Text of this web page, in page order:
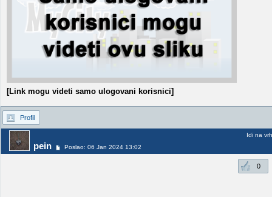
[Link mogu videti samo ulogovani korisnici]
Profil
pein Poslao: 06 Jan 2024 13:02
Idi na vrh
0